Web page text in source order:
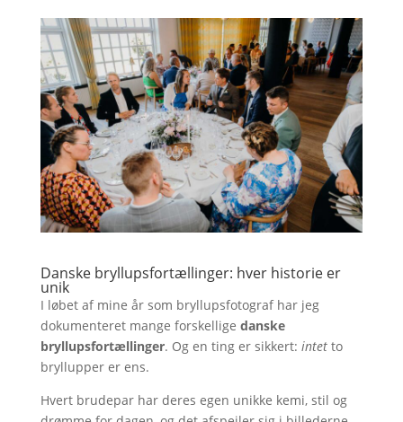
Danske bryllupsfortællinger: hver historie er
unik
I løbet af mine år som bryllupsfotograf har jeg
dokumenteret mange forskellige danske
bryllupsfortællinger. Og en ting er sikkert: intetto
bryllupper er ens.
Hvert brudepar har deres egen unikke kemi, stil og